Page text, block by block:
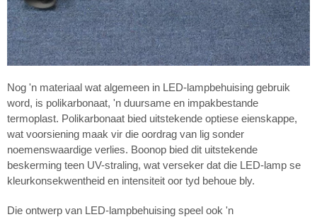
Nog 'n materiaal wat algemeen in LED-lampbehuising gebruik
word, is polikarbonaat, 'n duursame en impakbestande
termoplast. Polikarbonaat bied uitstekende optiese eienskappe,
wat voorsiening maak vir die oordrag van lig sonder
noemenswaardige verlies. Boonop bied dit uitstekende
beskerming teen UV-straling, wat verseker dat die LED-lamp se
kleurkonsekwentheid en intensiteit oor tyd behoue bly.
Die ontwerp van LED-lampbehuising speel ook 'n